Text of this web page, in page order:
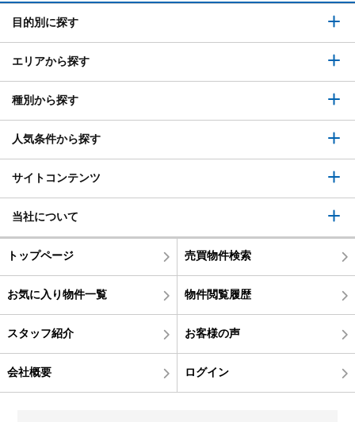
目的別に探す
エリアから探す
種別から探す
人気条件から探す
サイトコンテンツ
当社について
トップページ 売買物件検索
お気に入り物件一覧 物件閲覧履歴
スタッフ紹介 お客様の声
会社概要 ログイン